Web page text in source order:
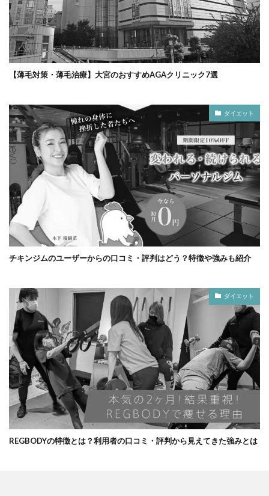
【薄毛対策・薄毛治療】大宮のおすすめAGAクリニック7選
ダイエット
チキンジムのユーザーからの口コミ・評判はどう？特徴や強みも紹介
ダイエット
REGBODYの特徴とは？利用者の口コミ・評判から見えてきた強みとは